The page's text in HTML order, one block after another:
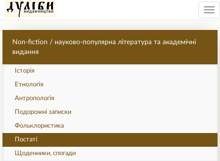
Non-fiction / науково-популярна література та академічні
видання
Історія
Етнологія
Антропологія
Подорожні записки
Фольклористика
Постаті
Щоденники, спогади